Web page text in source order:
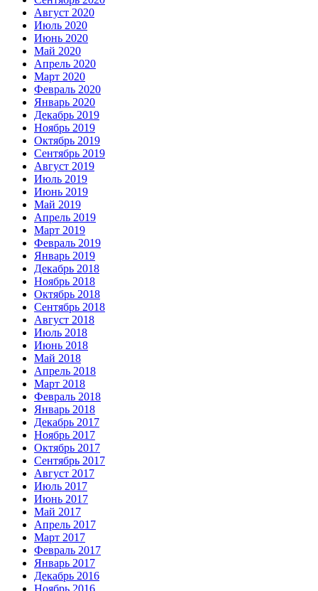
Август 2020
Июль 2020
Июнь 2020
Май 2020
Апрель 2020
Март 2020
Февраль 2020
Январь 2020
Декабрь 2019
Ноябрь 2019
Октябрь 2019
Сентябрь 2019
Август 2019
Июль 2019
Июнь 2019
Май 2019
Апрель 2019
Март 2019
Февраль 2019
Январь 2019
Декабрь 2018
Ноябрь 2018
Октябрь 2018
Сентябрь 2018
Август 2018
Июль 2018
Июнь 2018
Май 2018
Апрель 2018
Март 2018
Февраль 2018
Январь 2018
Декабрь 2017
Ноябрь 2017
Октябрь 2017
Сентябрь 2017
Август 2017
Июль 2017
Июнь 2017
Май 2017
Апрель 2017
Март 2017
Февраль 2017
Январь 2017
Декабрь 2016
Ноябрь 2016